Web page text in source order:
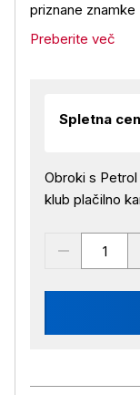
priznane znamke
Preberite več
Spletna
Obroki s
klub plačilno